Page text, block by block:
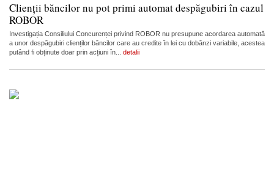
Clienții băncilor nu pot primi automat despăgubiri în cazul
ROBOR
Investigația Consiliului Concurenței privind ROBOR nu presupune acordarea automată
a unor despăgubiri clienților băncilor care au credite în lei cu dobânzi variabile, acestea
putând fi obținute doar prin acțiuni în... detalii